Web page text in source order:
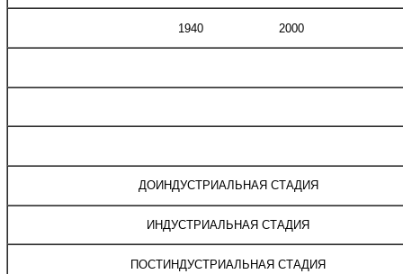
1940 2000
ДОИНДУСТРИАЛЬНАЯ СТАДИЯ
ИНДУСТРИАЛЬНАЯ СТАДИЯ
ПОСТИНДУСТРИАЛЬНАЯ СТАДИЯ